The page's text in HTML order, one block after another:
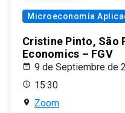
Microeconomía
Cristine Pinto, São
Economics – FGV
9 de Septiembre de
15:30
Zoom